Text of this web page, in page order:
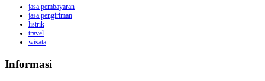
jasa pembayaran
jasa pengiriman
listrik
travel
wisata
Informasi